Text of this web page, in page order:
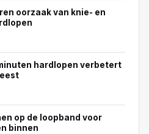
oorzaak van knie- en
hardlopen verbetert
op de loopband voor
binnen